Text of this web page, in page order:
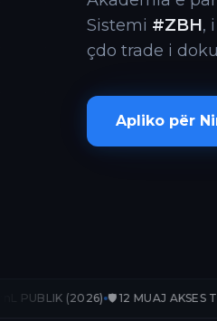
Sistemi #ZBH,
çdo trade i
Apliko për
🛡️ 12 MUAJ AKSES TË PLOTË 📊 33